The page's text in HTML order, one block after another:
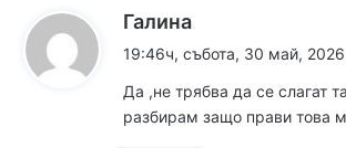
Галина
а
:
19:46ч, събота, 30 май,
Да ,не трябва да се слагат
разбирам защо прави това